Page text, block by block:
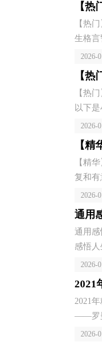
【
【热
生格言
2026-
【
【热
以下
2026-
【
【精
复和有
2026-
通用
通用感
感悟
2026-
2021
2021
——罗
2026-